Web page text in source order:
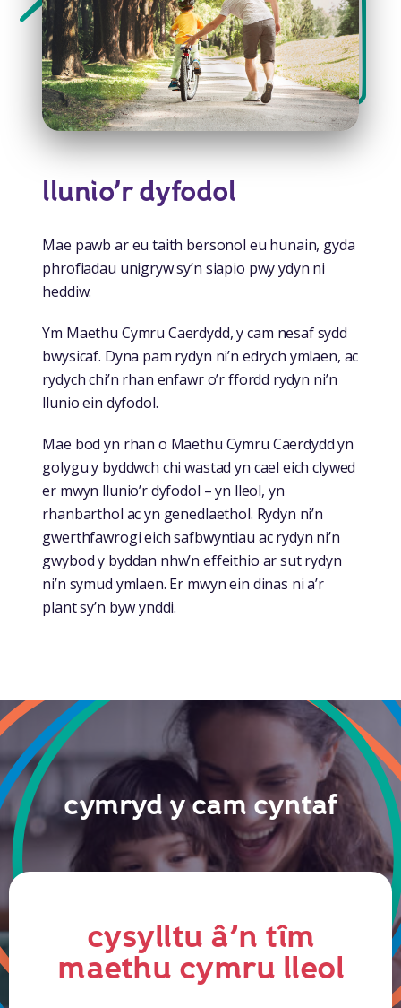
llunio’r dyfodol
Mae pawb ar eu taith bersonol eu hunain, gyda
phrofiadau unigryw sy’n siapio pwy ydyn ni
heddiw.
Ym Maethu Cymru Caerdydd, y cam nesaf sydd
bwysicaf. Dyna pam rydyn ni’n edrych ymlaen, ac
rydych chi’n rhan enfawr o’r ffordd rydyn ni’n
llunio ein dyfodol.
Mae bod yn rhan o Maethu Cymru Caerdydd yn
golygu y byddwch chi wastad yn cael eich clywed
er mwyn llunio’r dyfodol – yn lleol, yn
rhanbarthol ac yn genedlaethol. Rydyn ni’n
gwerthfawrogi eich safbwyntiau ac rydyn ni’n
gwybod y byddan nhw’n effeithio ar sut rydyn
ni’n symud ymlaen. Er mwyn ein dinas ni a’r
plant sy’n byw ynddi.
cymryd y cam cyntaf
cysylltu â’n tîm
maethu cymru lleol